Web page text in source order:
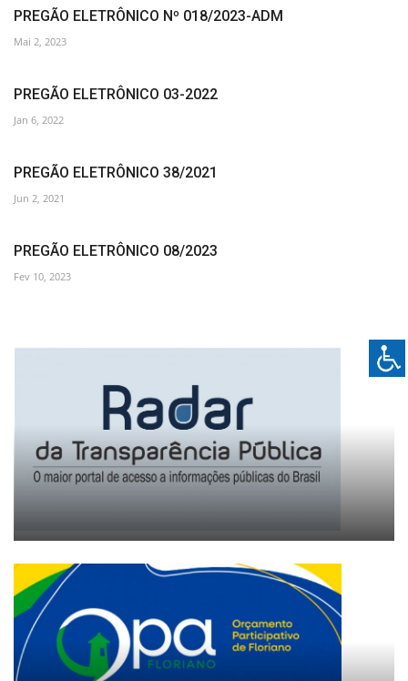
PREGÃO ELETRÔNICO Nº 018/2023-ADM
Mai 2, 2023
PREGÃO ELETRÔNICO 03-2022
Jan 6, 2022
PREGÃO ELETRÔNICO 38/2021
Jun 2, 2021
PREGÃO ELETRÔNICO 08/2023
Fev 10, 2023